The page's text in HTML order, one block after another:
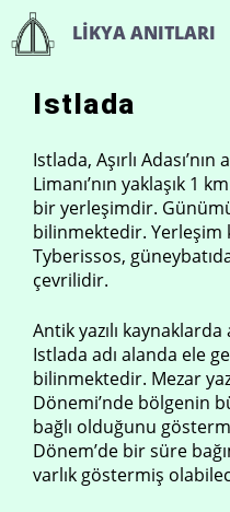
İçeriğe
atla
LIKYA ANITLARI
Istlada
Istlada, Aşırlı
Limanı’nın yaklaşık 1
bir yerleşimdir.
bilinmektedir. Yerleşim
Tyberissos,
çevrilidir.
Antik yazılı
Istlada adı alanda ele
bilinmektedir. Mezar
Dönemi’nde bölgenin
bağlı olduğunu
Dönem’de bir süre
varlık göstermiş